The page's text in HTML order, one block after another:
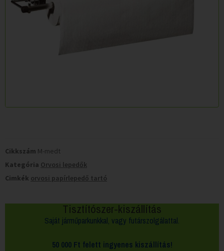
Cikkszám M-medt
Kategória Orvosi lepedők
Cimkék orvosi papírlepedő tartó
Tisztítószer-kiszállítás
Saját járműparkunkkal, vagy futárszolgálattal.
50 000 Ft felett ingyenes kiszállítás!